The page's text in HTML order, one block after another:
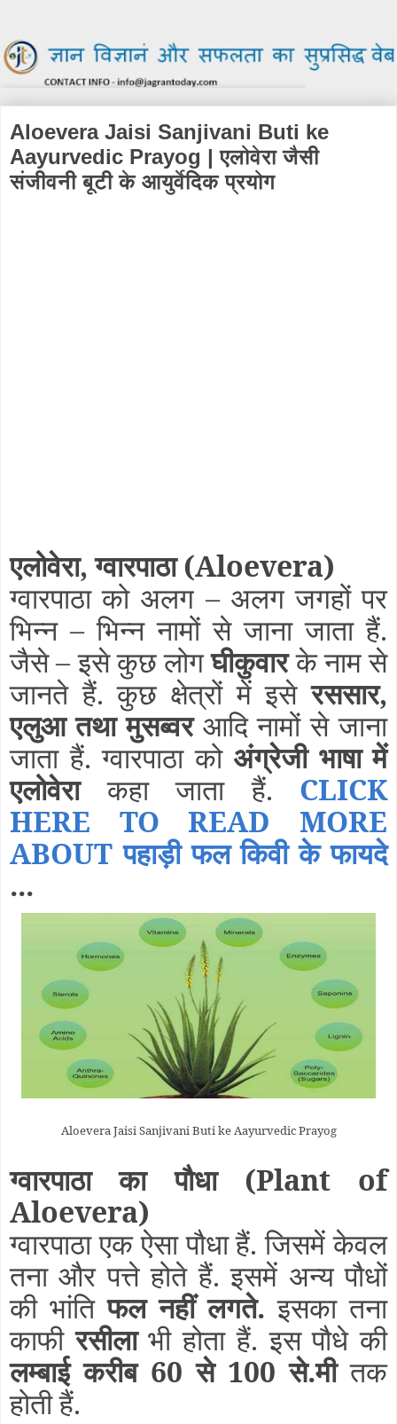
Aloevera Jaisi Sanjivani Buti ke
Aayurvedic Prayog | एलोवेरा जैसी
संजीवनी बूटी के आयुर्वेदिक प्रयोग
एलोवेरा, ग्वारपाठा(Aloevera)
ग्वारपाठा को अलग – अलग जगहों पर
भिन्न – भिन्न नामों से जाना जाता हैं.
जैसे – इसे कुछ लोगघीकुवारके नाम से
जानते हैं. कुछ क्षेत्रों में इसेरससार,
एलुआ तथा मुसब्वरआदि नामों से जाना
जाता हैं. ग्वारपाठा को अंग्रेजी भाषा में
एलोवेराकहा जाता हैं. CLICK
HERE TO READ MORE
ABOUT पहाड़ी फल किवी के फायदे
...
Aloevera Jaisi Sanjivani Buti ke Aayurvedic Prayog
ग्वारपाठा का पौधा(Plant of
Aloevera)
ग्वारपाठा एक ऐसा पौधा हैं. जिसमें केवल
तना और पत्ते होते हैं. इसमें अन्य पौधों
की भांतिफल नहीं लगते. इसका तना
काफीरसीलाभी होता हैं. इस पौधे की
लम्बाई करीब 60 से 100 से.मीतक
होती हैं.